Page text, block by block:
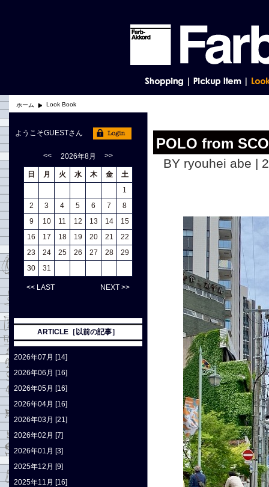
ホーム Look Book
POLO from
BY ryouhei abe |
ようこそGUESTさん
<< 2026年8月 >>
日 月 火 水 木 金
土
1
2
3 4 5 6 7
8
9
10 11 12 13 14
15
16
17 18 19 20 21
22
23
24 25 26 27 28
29
30
31
<< LAST NEXT >>
ARTICLE［以前の記事］
2026年07月 [14]
2026年06月 [16]
2026年05月 [16]
2026年04月 [16]
2026年03月 [21]
2026年02月 [7]
2026年01月 [3]
2025年12月 [9]
2025年11月 [16]